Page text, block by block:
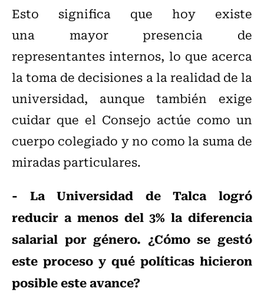
Esto significa que hoy existe
una mayor presencia de
representantes internos, lo que acerca
la toma de decisiones a la realidad de la
universidad, aunque también exige
cuidar que el Consejo actúe como un
cuerpo colegiado y no como la suma de
miradas particulares.
- La Universidad de Talca logró
reducir a menos del 3% la diferencia
salarial por género. ¿Cómo se gestó
este proceso y qué políticas hicieron
posible este avance?